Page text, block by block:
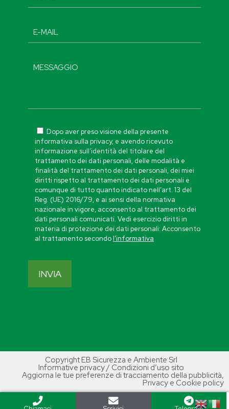
Dopo aver preso visione della presente
informativa sulla privacy, e avendo ricevuto
informazione sull’identità del titolare del
trattamento dei dati personali, delle modalità e
finalità del trattamento dei dati personali, dei miei
diritti rispetto al trattamento dei dati personali e
comunque di tutto quanto indicato nell’art. 13 del
Reg. (UE) 2016/79, e ai sensi della normativa
nazionale in vigore, acconsento al trattamento dei
dati personali comunicati. Vedi esercizio diritti in
materia di protezione dei dati personali: Acconsento
al trattamento secondol’informativa
Copyright EB Sicurezza e Ambiente Srl
Informative privacy / Condizioni d’uso sito
Aggiorna le tue preferenze di tracciamento della pubblicità,
Privacy e Cookie policy